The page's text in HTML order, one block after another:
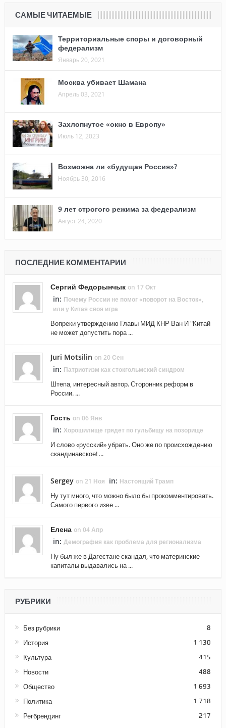
САМЫЕ ЧИТАЕМЫЕ
Территориальные споры и договорный
федерализм
Январь 20, 2021
Москва убивает Шамана
Апрель 03, 2021
Захлопнутое «окно в Европу»
Июль 12, 2023
Возможна ли «будущая Россия»?
Ноябрь 30, 2016
9 лет строгого режима за федерализм
Август 24, 2020
ПОСЛЕДНИЕ КОММЕНТАРИИ
Сергий Федорынчык on 17 Окт
in: Почему России не помог «поворот на Восток»,
или у Китая своя игра
Вопреки утверждению Главы МИД КНР Ван И "Китай
не может допустить пора ...
Juri Motsilin on 20 Сен
in: Патриотизм как стокгольмский синдром
Штепа, интересный автор. Сторонник реформ в
России. ...
Гость on 06 Янв
in: Хорошилище грядет по гульбищу на позорище
И слово «русский» убрать. Оно же по происхождению
скандинавское! ...
Sergey on 21 Ноя in: Настоящий Трамп
Ну тут много, что можно было бы прокомментировать.
Самого первого изве ...
Елена on 04 Апр
in: Демография как проблема для регионализма
Ну был же в Дагестане скандал, что материнские
капиталы выдавались на ...
РУБРИКИ
Без рубрики 8
История 1 130
Культура 415
Новости 488
Общество 1 693
Политика 1 718
Регбрендинг 217